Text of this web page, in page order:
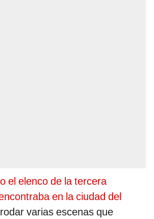
el elenco de la tercera
en la ciudad del
varias escenas que